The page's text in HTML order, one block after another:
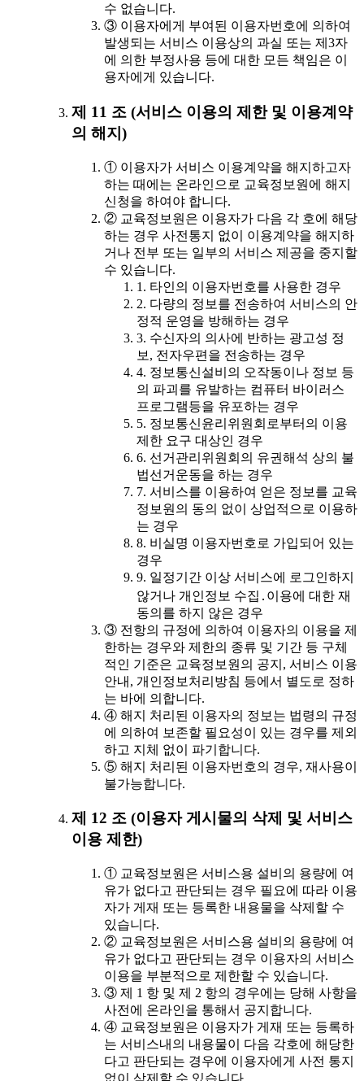
수 없습니다.
③ 이용자에게 부여된 이용자번호에 의하여
발생되는 서비스 이용상의 과실 또는 제3자
에 의한 부정사용 등에 대한 모든 책임은 이
용자에게 있습니다.
제 11 조 (서비스 이용의 제한 및 이용계약
의 해지)
① 이용자가 서비스 이용계약을 해지하고자
하는 때에는 온라인으로 교육정보원에 해지
신청을 하여야 합니다.
② 교육정보원은 이용자가 다음 각 호에 해당
하는 경우 사전통지 없이 이용계약을 해지하
거나 전부 또는 일부의 서비스 제공을 중지할
수 있습니다.
1. 타인의 이용자번호를 사용한 경우
2. 다량의 정보를 전송하여 서비스의 안
정적 운영을 방해하는 경우
3. 수신자의 의사에 반하는 광고성 정
보, 전자우편을 전송하는 경우
4. 정보통신설비의 오작동이나 정보 등
의 파괴를 유발하는 컴퓨터 바이러스
프로그램등을 유포하는 경우
5. 정보통신윤리위원회로부터의 이용
제한 요구 대상인 경우
6. 선거관리위원회의 유권해석 상의 불
법선거운동을 하는 경우
7. 서비스를 이용하여 얻은 정보를 교육
정보원의 동의 없이 상업적으로 이용하
는 경우
8. 비실명 이용자번호로 가입되어 있는
경우
9. 일정기간 이상 서비스에 로그인하지
않거나 개인정보 수집․이용에 대한 재
동의를 하지 않은 경우
③ 전항의 규정에 의하여 이용자의 이용을 제
한하는 경우와 제한의 종류 및 기간 등 구체
적인 기준은 교육정보원의 공지, 서비스 이용
안내, 개인정보처리방침 등에서 별도로 정하
는 바에 의합니다.
④ 해지 처리된 이용자의 정보는 법령의 규정
에 의하여 보존할 필요성이 있는 경우를 제외
하고 지체 없이 파기합니다.
⑤ 해지 처리된 이용자번호의 경우, 재사용이
불가능합니다.
제 12 조 (이용자 게시물의 삭제 및 서비스
이용 제한)
① 교육정보원은 서비스용 설비의 용량에 여
유가 없다고 판단되는 경우 필요에 따라 이용
자가 게재 또는 등록한 내용물을 삭제할 수
있습니다.
② 교육정보원은 서비스용 설비의 용량에 여
유가 없다고 판단되는 경우 이용자의 서비스
이용을 부분적으로 제한할 수 있습니다.
③ 제 1 항 및 제 2 항의 경우에는 당해 사항을
사전에 온라인을 통해서 공지합니다.
④ 교육정보원은 이용자가 게재 또는 등록하
는 서비스내의 내용물이 다음 각호에 해당한
다고 판단되는 경우에 이용자에게 사전 통지
없이 삭제할 수 있습니다.